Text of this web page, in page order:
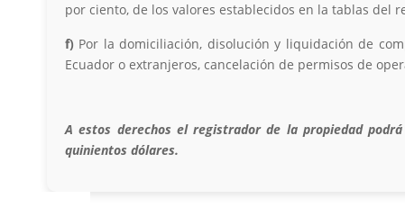
por ciento, de los valores establecidos en la tablas del
f) Por la domiciliación, disolución y liquidación de
Ecuador o extranjeros, cancelación de permisos de
A estos derechos el registrador de la propiedad
quinientos dólares.